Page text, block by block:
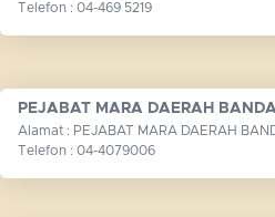
Telefon : 04-469 5219
PEJABAT MARA DAERAH
Alamat : PEJABAT MARA DAERAH
Telefon : 04-4079006